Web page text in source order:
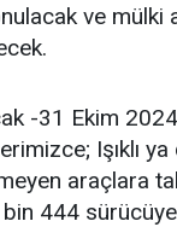
ve mülki
-31 Ekim
Işıklı
araçlara
444 sürücüye